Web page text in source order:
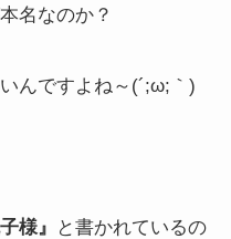
名なのか？
んですよね～(´;ω;｀)
様』
と書かれているの